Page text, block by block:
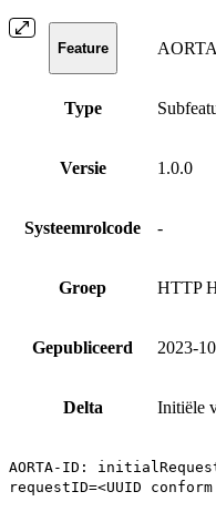
Feature
Type
Versie 1.0.0
Systeemrolcode -
Groep HTTP
Gepubliceerd 2023-
Delta Initiële
AORTA-ID:
requestID=<UUID conform